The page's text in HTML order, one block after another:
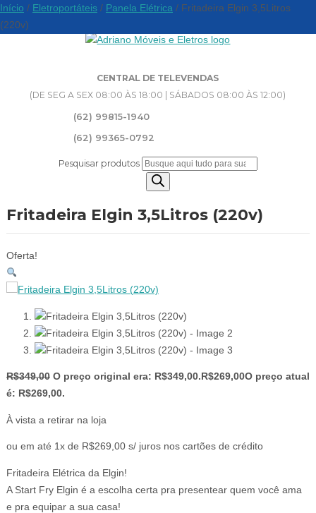
CENTRAL DE TELEVENDAS
(DE SEG A SEX 08:00 ÀS 18:00 | SÁBADOS 08:00 ÀS 12:00)
(62) 99815-1940
(62) 99365-0792
Pesquisar produtos
Início / Eletroportáteis / Panela Elétrica / Fritadeira Elgin 3,5Litros
(220v)
Fritadeira Elgin 3,5Litros (220v)
Oferta!
R$349,00 O preço original era: R$349,00. R$269,00O preço atual
é: R$269,00.
À vista a retirar na loja
ou em até 1x de R$269,00 s/ juros nos cartões de crédito
Fritadeira Elétrica da Elgin!
A Start Fry Elgin é a escolha certa pra presentear quem você ama
e pra equipar a sua casa!